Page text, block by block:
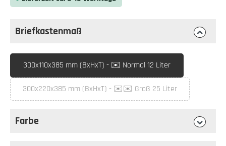
Briefkastenmaß
Briefkastenmaßauswählen
300x110x385 mm (BxHxT) - ✉️ Normal 12 Liter
300x220x385 mm (BxHxT) - ✉️✉️ Groß 25 Liter
(Diese Option ist zurzeit nicht verfügbar.)
Farbe